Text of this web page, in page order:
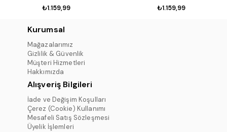
₺1.159,99 ₺1.159,99
Kurumsal
Mağazalarımız
Gizlilik & Güvenlik
Müşteri Hizmetleri
Hakkımızda
Alışveriş Bilgileri
İade ve Değişim Koşulları
Çerez (Cookie) Kullanımı
Mesafeli Satış Sözleşmesi
Üyelik İşlemleri